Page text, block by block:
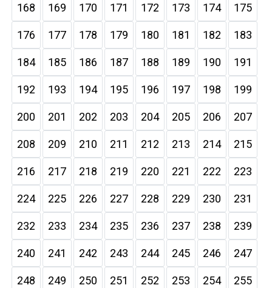
168 169 170 171 172 173 174 175
176 177 178 179 180 181 182 183
184 185 186 187 188 189 190 191
192 193 194 195 196 197 198 199
200 201 202 203 204 205 206 207
208 209 210 211 212 213 214 215
216 217 218 219 220 221 222 223
224 225 226 227 228 229 230 231
232 233 234 235 236 237 238 239
240 241 242 243 244 245 246 247
248 249 250 251 252 253 254 255